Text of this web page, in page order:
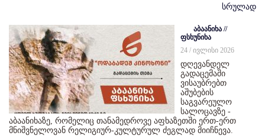
სრულად
აბაანიხა //
ფსხუნიხა
24 / ივლისი 2026
დღევანდელ
გადაცემაში
ვისაუბრებთ
აშუბების
საგვარეულო
სალოცავზე -
აბაანიხაზე, რომელიც თანამედროვე აფხაზეთში ერთ-ერთ
მნიშვნელოვან რელიგიურ-კულტურულ ძეგლად მიიჩნევა.